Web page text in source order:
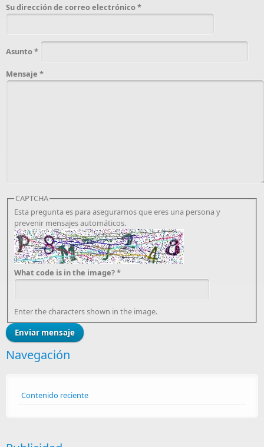
Su dirección de correo electrónico*
Asunto*
Mensaje *
CAPTCHA
Esta pregunta es para asegurarnos que eres una persona y
prevenir mensajes automáticos.
What code is in the image?*
Enter the characters shown in the image.
Navegación
Contenido reciente